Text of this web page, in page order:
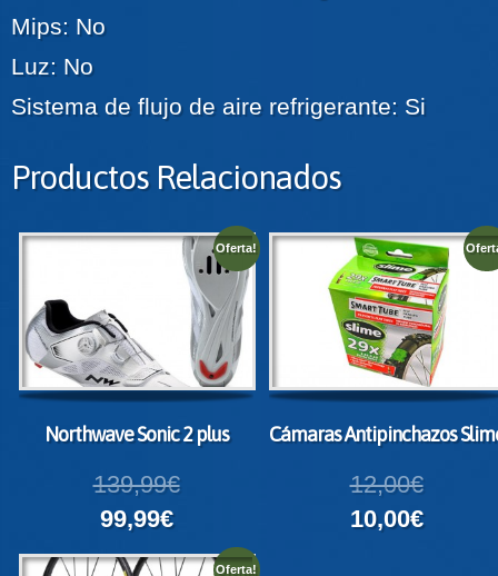
Mips: No
Luz: No
Sistema de flujo de aire refrigerante: Si
Productos Relacionados
Oferta!
Northwave Sonic 2 plus
139,99€
99,99€
Cámaras Antipinchazos
12,00€
10,00€
Oferta!